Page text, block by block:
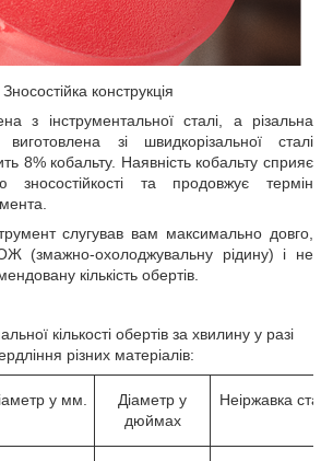
Зносостійка конструкція
з інструментальної сталі, а різальна
зі швидкорізальної сталі
8% кобальту. Наявність кобальту сприяє
зносостійкості та продовжує термін
слугував вам максимально довго,
(змажно-охолоджувальну рідину) і не
кількість обертів.
кількості обертів за хвилину у разі
різних матеріалів:
у мм.
Діаметр у
дюймах
Неіржавка